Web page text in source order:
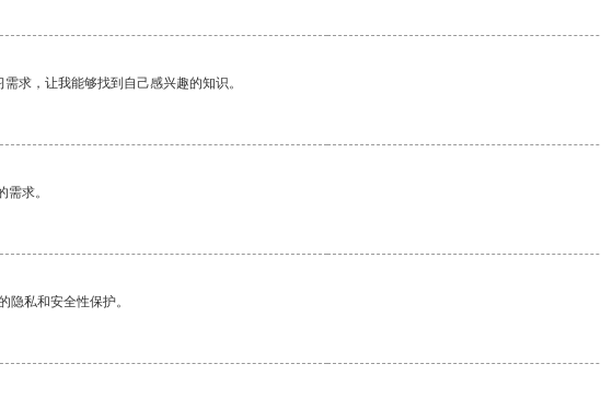
求，让我能够找到自己感兴趣的知识。
求。
隐私和安全性保护。